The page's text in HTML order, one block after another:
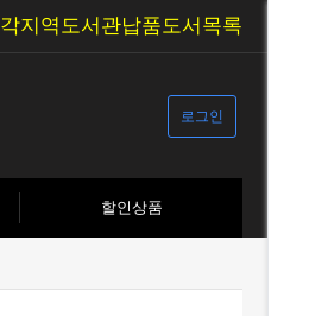
각지역도서관납품도서목록
로그인
할인상품